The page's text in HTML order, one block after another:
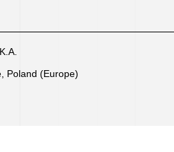
Poland (Europe)